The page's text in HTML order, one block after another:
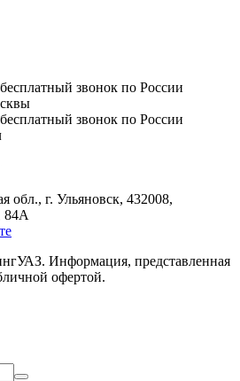
звонок по России
звонок по России
обл., г. Ульяновск, 432008,
84А
Информация, представленная
офертой.